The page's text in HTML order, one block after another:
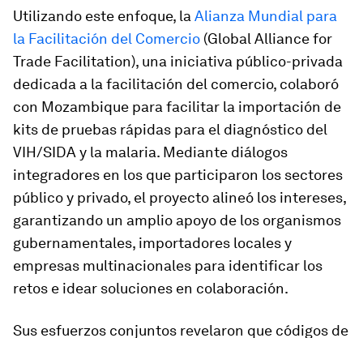
Utilizando este enfoque, la Alianza Mundial para
la Facilitación del Comercio (Global Alliance for
Trade Facilitation), una iniciativa público-privada
dedicada a la facilitación del comercio, colaboró
con Mozambique para facilitar la importación de
kits de pruebas rápidas para el diagnóstico del
VIH/SIDA y la malaria. Mediante diálogos
integradores en los que participaron los sectores
público y privado, el proyecto alineó los intereses,
garantizando un amplio apoyo de los organismos
gubernamentales, importadores locales y
empresas multinacionales para identificar los
retos e idear soluciones en colaboración.
Sus esfuerzos conjuntos revelaron que códigos de